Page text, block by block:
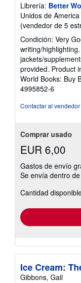
Librería: Better
Unidos de America
(vendedor de 5
Condición: Very
writing/
jackets/
provided. Product
World Books: Buy
4995852-6
Contactar al vendedor
Comprar usado
EUR 6,00
Gastos de envío
Se envía dentro
Cantidad
Ice Cream:
Gibbons, Gail